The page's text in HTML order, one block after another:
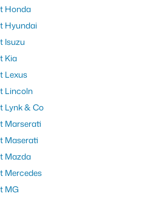
Honda
Hyundai
Isuzu
Kia
Lexus
Lincoln
Lynk & Co
Marserati
Maserati
Mazda
Mercedes
MG